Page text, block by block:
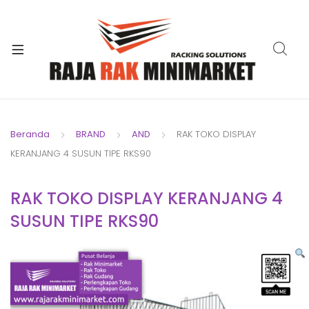
Beranda BRAND AND
RAK TOKO DISPLAY
KERANJANG 4 SUSUN TIPE RKS90
RAK TOKO DISPLAY KERANJANG 4
SUSUN TIPE RKS90